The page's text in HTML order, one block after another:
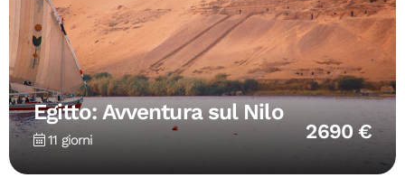
Egitto: Avventura sul Nilo
11 giorni 2690 €